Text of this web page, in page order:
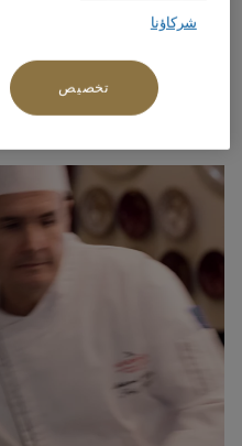
شركاؤنا
تخصيص